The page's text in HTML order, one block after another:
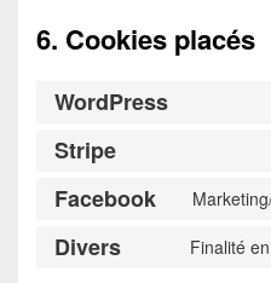
6. Cookies placés
WordPress
Stripe
Facebook
Divers Finalité